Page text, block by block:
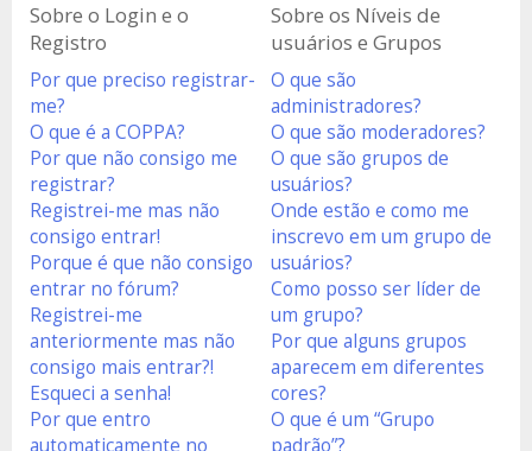
Sobre o Login e o
Registro
Por que preciso registrar-
me?
O que é a COPPA?
Por que não consigo me
registrar?
Registrei-me mas não
consigo entrar!
Porque é que não consigo
entrar no fórum?
Registrei-me
anteriormente mas não
consigo mais entrar?!
Esqueci a senha!
Por que entro
automaticamente no
Sobre os Níveis de
usuários e Grupos
O que são
administradores?
O que são moderadores?
O que são grupos de
usuários?
Onde estão e como me
inscrevo em um grupo de
usuários?
Como posso ser líder de
um grupo?
Por que alguns grupos
aparecem em diferentes
cores?
O que é um “Grupo
padrão”?